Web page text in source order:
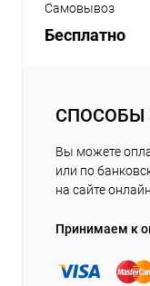
Самовывоз
Бесплатно
СПОСОБЫ
Вы можете
или по
на сайте
Принимаем к